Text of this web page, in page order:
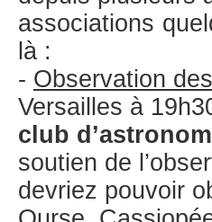
associations
là :
Observation
Versailles à
club
soutien de
devriez pouvoir